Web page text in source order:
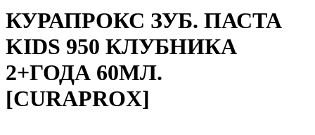
КУРАПРОКС ЗУБ. ПАСТА
KIDS 950 КЛУБНИКА
2+ГОДА 60МЛ.
[CURAPROX]